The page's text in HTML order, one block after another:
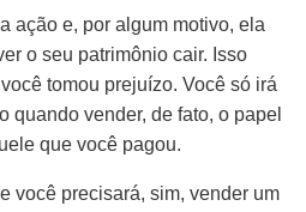
ação e, por algum motivo, ela
o seu patrimônio cair. Isso
tomou prejuízo. Você só irá
quando vender, de fato, o papel
que você pagou.
você precisará, sim, vender um